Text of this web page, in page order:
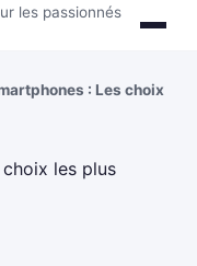
les passionnés
: Les choix